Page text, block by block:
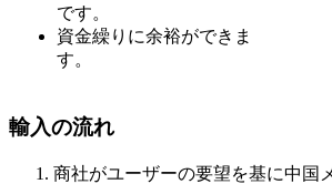
です。
資金繰りに余裕ができま
す。
輸入の流れ
商社がユーザーの要望を基に中国